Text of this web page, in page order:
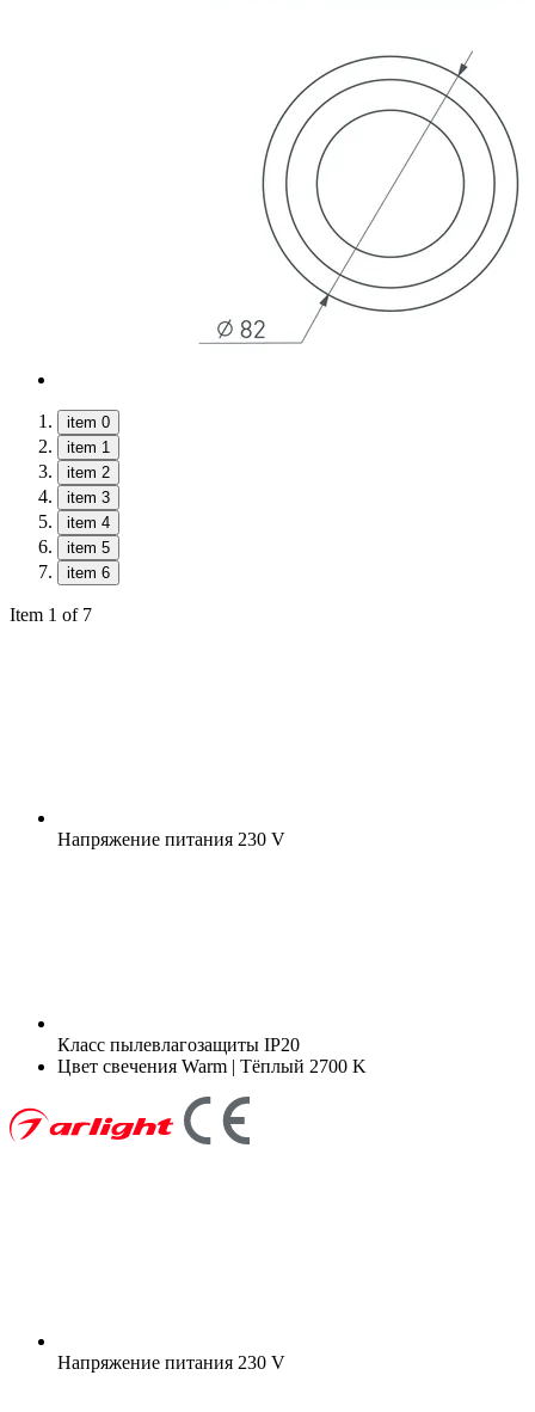
item 0
item 1
item 2
item 3
item 4
item 5
item 6
Item 1 of 7
Напряжение питания 230 V
Класс пылевлагозащиты IP20
Цвет свечения Warm | Тёплый 2700 K
Напряжение питания 230 V